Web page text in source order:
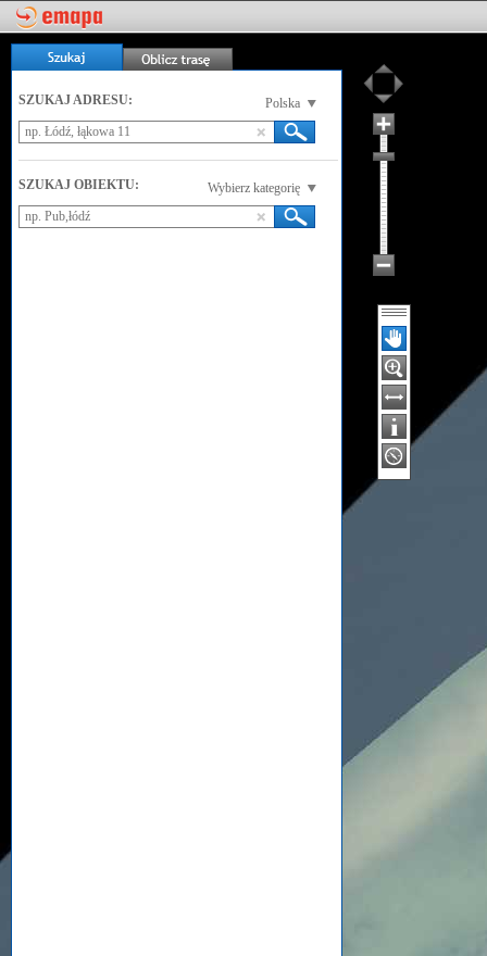
SZUKAJ ADRESU: Polska
SZUKAJ OBIEKTU: Wybierz kategorię